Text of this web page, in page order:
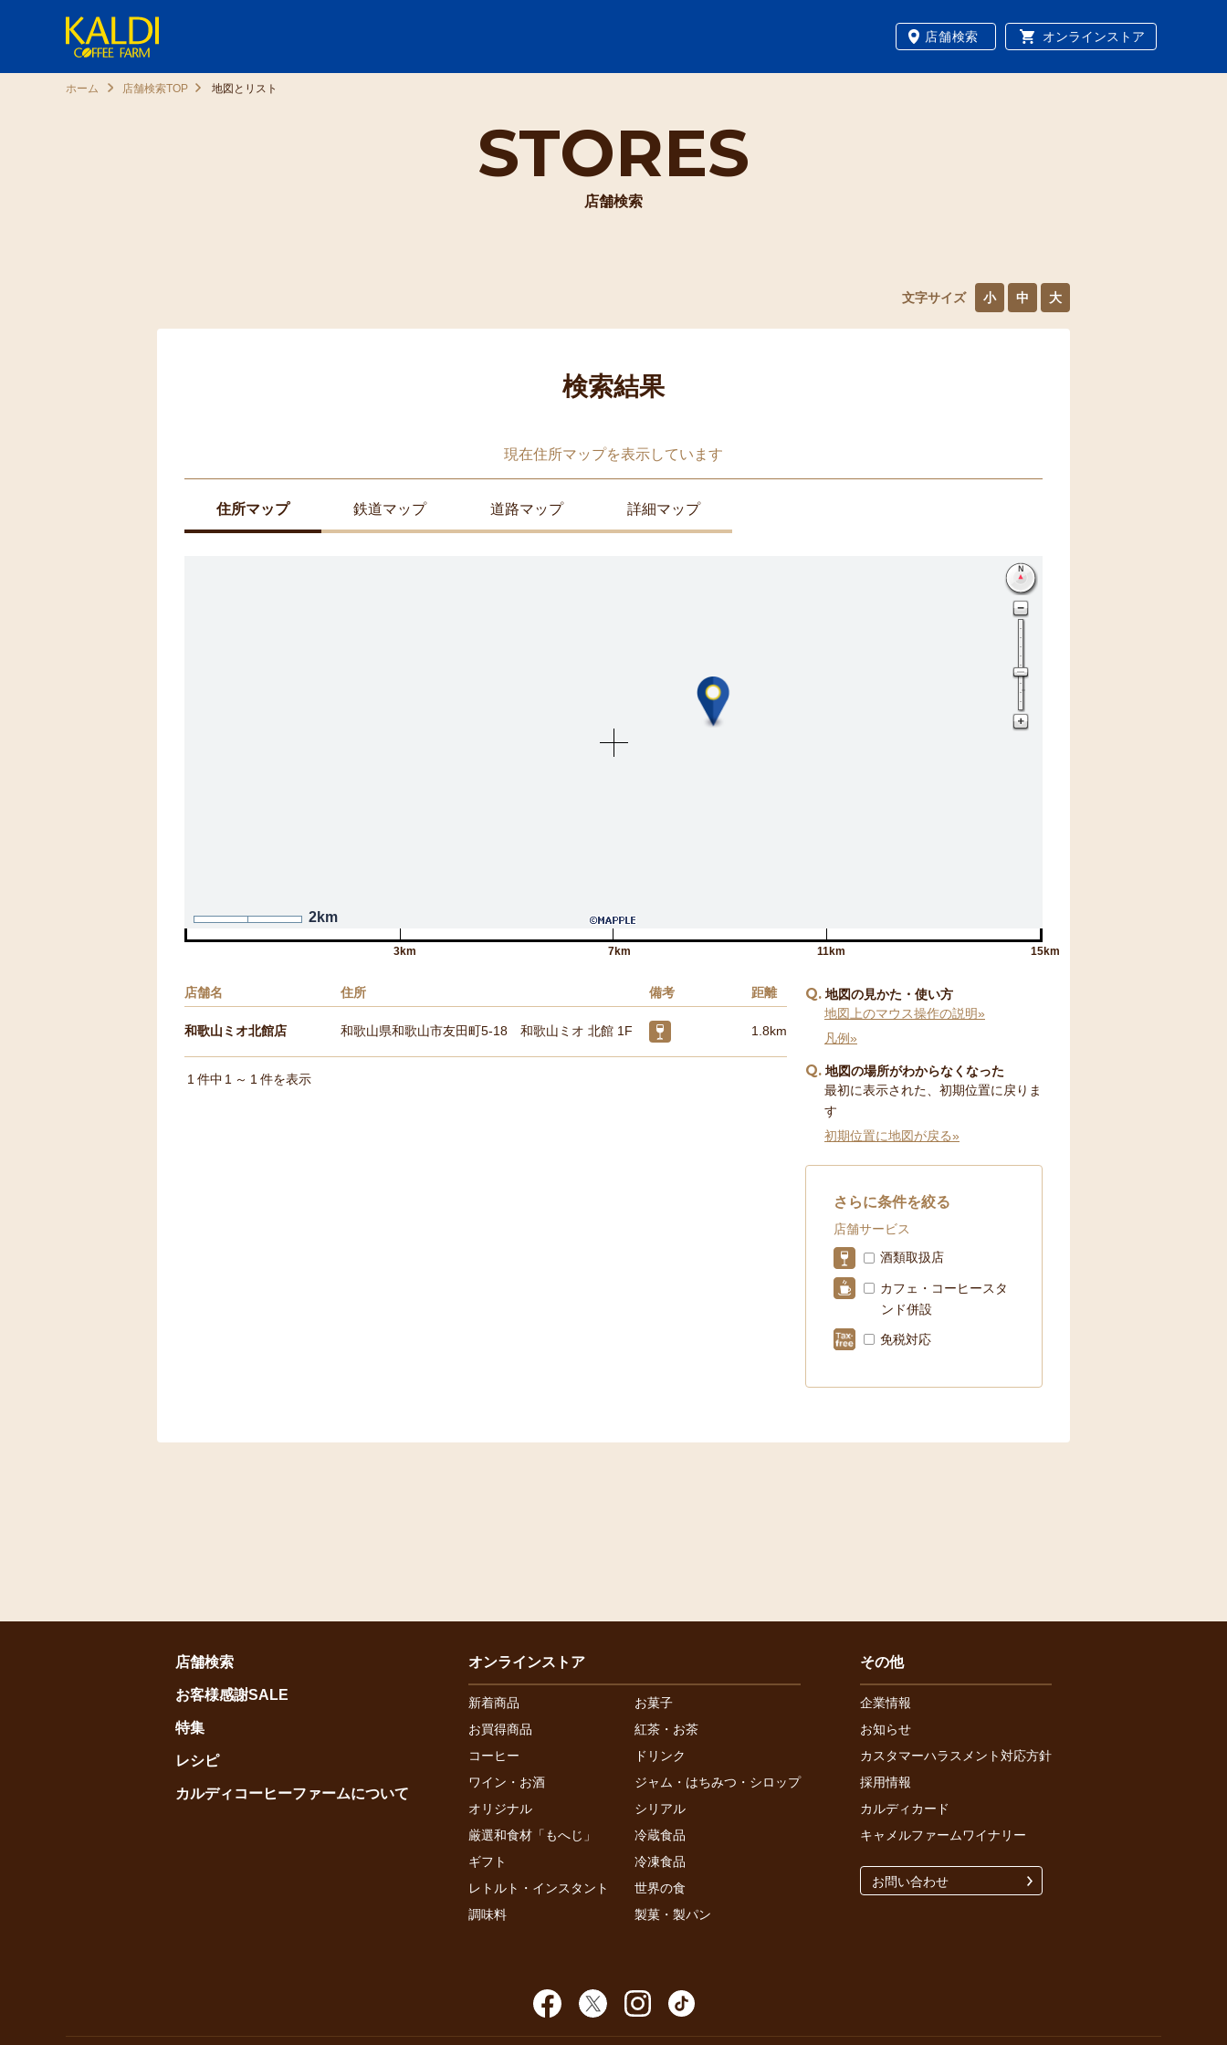
店舗検索 オンラインストア
STORES
店舗検索
ホーム 店舗検索TOP 地図とリスト
文字サイズ 小 中 大
検索結果
現在住所マップを表示しています
住所マップ 鉄道マップ 道路マップ 詳細マップ
2km
3km 7km 11km 15km
店舗名 住所 備考 距離
和歌山ミオ北館店 和歌山県和歌山市友田町5-18 和歌山ミオ 北館 1F 1.8km
1 件中 1 ～ 1 件を表示
Q 地図の見かた・使い方
地図上のマウス操作の説明»
凡例»
Q 地図の場所がわからなくなった
最初に表示された、初期位置に戻りま
す
初期位置に地図が戻る»
さらに条件を絞る
店舗サービス
酒類取扱店
カフェ・コーヒースタ
ンド併設
免税対応
店舗検索
お客様感謝SALE
特集
レシピ
カルディコーヒーファームについて
オンラインストア
新着商品
お菓子
お買得商品
紅茶・お茶
コーヒー
ドリンク
ワイン・お酒
ジャム・はちみつ・シロップ
オリジナル
シリアル
厳選和食材「もへじ」
冷蔵食品
ギフト
冷凍食品
レトルト・インスタント
世界の食
調味料
製菓・製パン
その他
企業情報
お知らせ
カスタマーハラスメント対応方針
採用情報
カルディカード
キャメルファームワイナリー
お問い合わせ